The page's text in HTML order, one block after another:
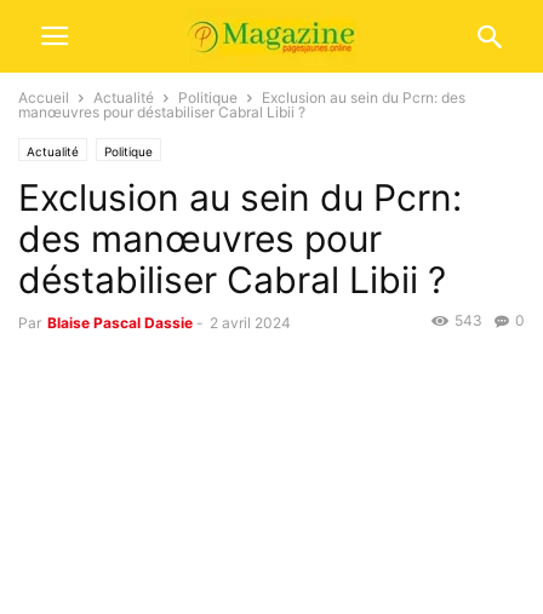
Accueil Actualité Politique
Exclusion au sein du Pcrn: des
manœuvres pour déstabiliser Cabral Libii ?
Actualité Politique
Exclusion au sein du Pcrn:
des manœuvres pour
déstabiliser Cabral Libii ?
Par Blaise Pascal Dassie - 2 avril 2024 0
543